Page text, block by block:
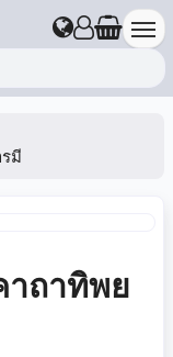
มี
าถาทิพย